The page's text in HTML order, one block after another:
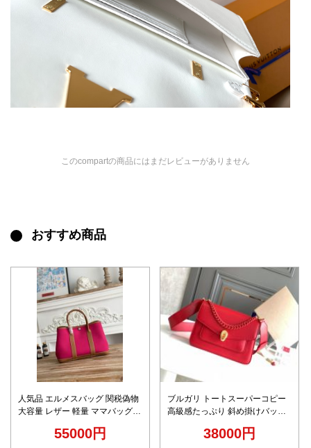
このcompartの商品にはまだレビューがありません
おすすめ商品
人気品 エルメスバッグ 関税偽物
大容量 レザー 軽量 ママバッグ
55000円
ブルガリ トートスーパーコピー
高級感たっぷり 斜め掛けバッグ
38000円